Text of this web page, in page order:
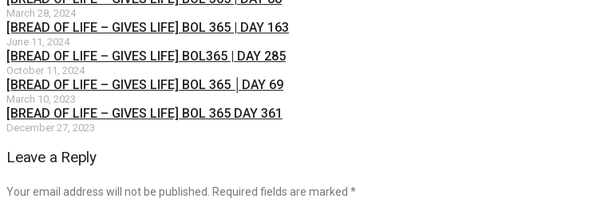
March 28, 2024
[BREAD OF LIFE – GIVES LIFE] BOL 365 | DAY 163
June 11, 2024
[BREAD OF LIFE – GIVES LIFE] BOL365 | DAY 285
October 11, 2024
[BREAD OF LIFE – GIVES LIFE] BOL 365 │DAY 69
March 10, 2023
[BREAD OF LIFE – GIVES LIFE] BOL 365 DAY 361
December 27, 2023
Leave a Reply
Your email address will not be published. Required fields are marked *